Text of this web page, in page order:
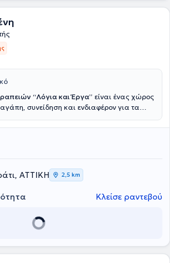
το φιλανθρωπικό σωματείο "Οι Φίλοι του
του Συλλόγου Επιστημόνων
Ελλάδος.
“Λόγια και Έργα” είναι ένας χώρος
συνείδηση και ενδιαφέρον για τα
κάθε παιδιού αλλά και να καθοδηγήσει
υπηρεσίες αξιολόγησης,
σε παιδιά, εφήβους και ενήλικες που
διαταραχές, προβλήματα λόγου και
προβλήματα συμπεριφοράς
και συμβουλευτική γονέων.
Υπεύθυνη του Κέντρου είναι η Δάρλα
Τεχνολογικού Εκπαιδευτικού Ιδρύματος
υπηρεσίες Λογοθεραπείας, τα τελευταία 14
ΑΤΤΙΚΗ 2,5 km
Κλείσε ραντεβού